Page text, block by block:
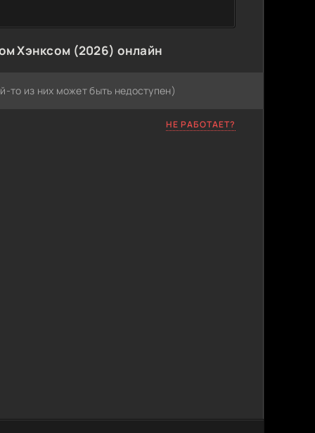
Хэнксом (2026) онлайн
то из них может быть недоступен)
НЕ РАБОТАЕТ?